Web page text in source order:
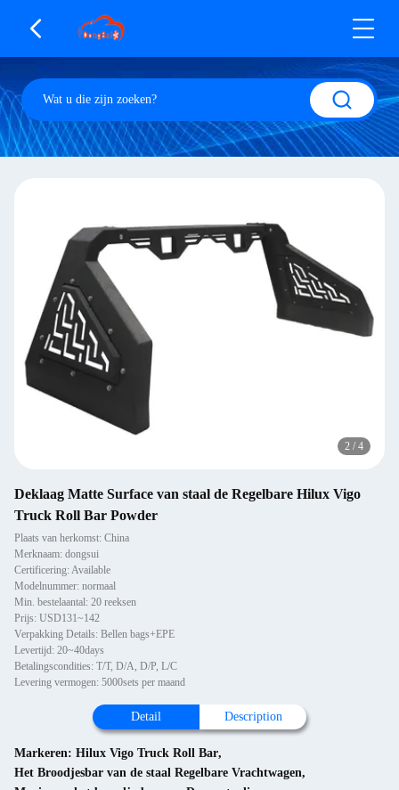
2 / 4
Deklaag Matte Surface van staal de Regelbare Hilux Vigo
Truck Roll Bar Powder
Plaats van herkomst: China
Merknaam: dongsui
Certificering: Available
Modelnummer: normaal
Min. bestelaantal: 20 reeksen
Prijs: USD131~142
Verpakking Details: Bellen bags+EPE
Levertijd: 20~40days
Betalingscondities: T/T, D/A, D/P, L/C
Levering vermogen: 5000sets per maand
Detail Description
Markeren: Hilux Vigo Truck Roll Bar,
Het Broodjesbar van de staal Regelbare Vrachtwagen,